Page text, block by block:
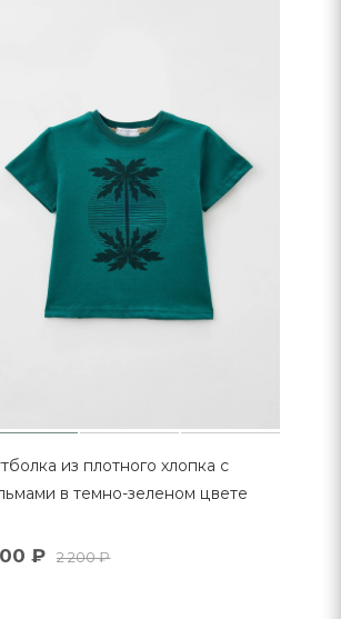
из плотного хлопка с
в темно-зеленом цвете
₽ 2 200₽